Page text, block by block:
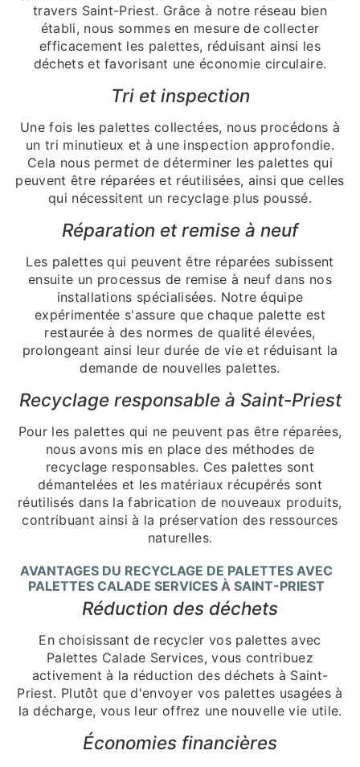
travers Saint-Priest. Grâce à notre réseau bien
établi, nous sommes en mesure de collecter
efficacement les palettes, réduisant ainsi les
déchets et favorisant une économie circulaire.
Tri et inspection
Une fois les palettes collectées, nous procédons à
un tri minutieux et à une inspection approfondie.
Cela nous permet de déterminer les palettes qui
peuvent être réparées et réutilisées, ainsi que celles
qui nécessitent un recyclage plus poussé.
Réparation et remise à neuf
Les palettes qui peuvent être réparées subissent
ensuite un processus de remise à neuf dans nos
installations spécialisées. Notre équipe
expérimentée s'assure que chaque palette est
restaurée à des normes de qualité élevées,
prolongeant ainsi leur durée de vie et réduisant la
demande de nouvelles palettes.
Recyclage responsable à Saint-Priest
Pour les palettes qui ne peuvent pas être réparées,
nous avons mis en place des méthodes de
recyclage responsables. Ces palettes sont
démantelées et les matériaux récupérés sont
réutilisés dans la fabrication de nouveaux produits,
contribuant ainsi à la préservation des ressources
naturelles.
AVANTAGES DU RECYCLAGE DE PALETTES AVEC
PALETTES CALADE SERVICES À SAINT-PRIEST
Réduction des déchets
En choisissant de recycler vos palettes avec
Palettes Calade Services, vous contribuez
activement à la réduction des déchets à Saint-
Priest. Plutôt que d'envoyer vos palettes usagées à
la décharge, vous leur offrez une nouvelle vie utile.
Économies financières